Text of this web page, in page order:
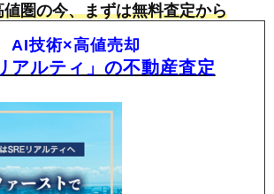
圏の今、まずは無料査定から
AI技術×高値売却
アルティ」の不動産査定